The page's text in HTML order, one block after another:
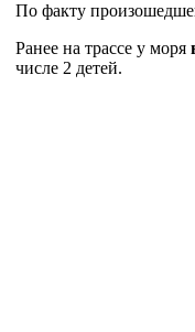
По факту
Ранее на трассе у моря
числе 2 детей.